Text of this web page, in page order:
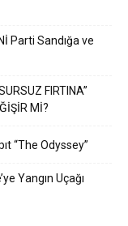
Parti Sandığa ve
FIRTINA”
Mİ?
“The Odyssey”
Yangın Uçağı